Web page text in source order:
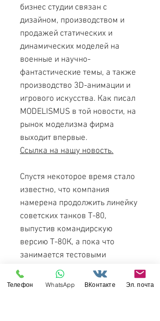
бизнес студии связан с
дизайном, производством и
продажей статических и
динамических моделей на
военные и научно-
фантастические темы, а также
производство 3D-анимации и
игрового искусства. Как писал
MODELISMUS в той новости, на
рынок моделизма фирма
выходит впервые.
Ссылка на нашу новость.
Спустя некоторое время стало
известно, что компания
намерена продолжить линейку
советских танков Т-80,
выпустив командирскую
версию Т-80К, а пока что
занимается тестовыми
отливками и сборкой Т-80У.
Кроме того, RPG-Model
Телефон WhatsApp ВКонтакте Эл. почта